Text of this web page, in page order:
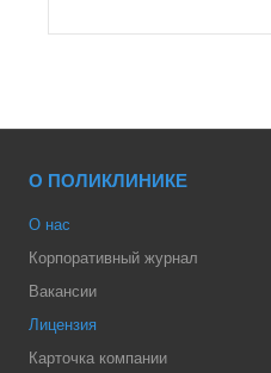
О ПОЛИКЛИНИКЕ
О нас
Корпоративный журнал
Вакансии
Лицензия
Карточка компании